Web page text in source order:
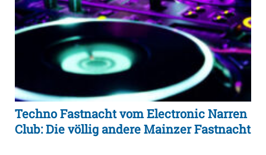
Techno Fastnacht vom Electronic Narren
Club: Die völlig andere Mainzer Fastnacht